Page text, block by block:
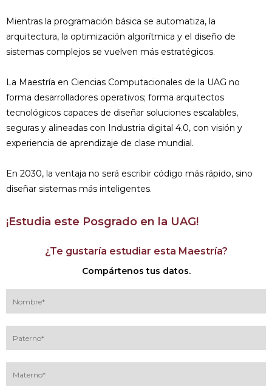
Mientras la programación básica se automatiza, la
arquitectura, la optimización algorítmica y el diseño de
sistemas complejos se vuelven más estratégicos.
La Maestría en Ciencias Computacionales de la UAG no
forma desarrolladores operativos; forma arquitectos
tecnológicos capaces de diseñar soluciones escalables,
seguras y alineadas con Industria digital 4.0, con visión y
experiencia de aprendizaje de clase mundial.
En 2030, la ventaja no será escribir código más rápido, sino
diseñar sistemas más inteligentes.
¡Estudia este Posgrado en la UAG!
¿Te gustaría estudiar esta Maestría?
Compártenos tus datos.